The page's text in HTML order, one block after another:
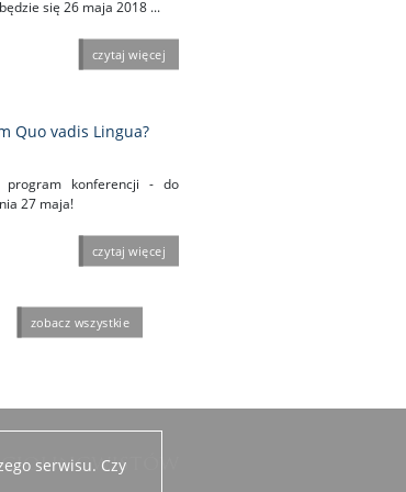
serwisu. Czy
się 26 maja 2018 ...
czytaj więcej
Quo vadis Lingua?
program konferencji - do
27 maja!
czytaj więcej
zobacz wszystkie